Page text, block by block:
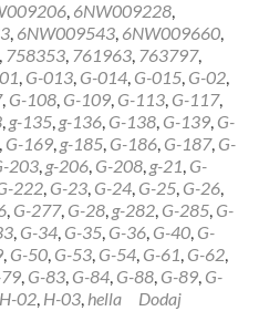
about
REGENERACJA
STEROWNIK
HELLA
GARRETT
6NW009228
Gdańsk
, 6NW009228,
, 6NW009543, 6NW009660,
, 758353, 761963, 763797,
, G-013, G-014, G-015, G-02,
, G-108, G-109, G-113, G-117,
, g-135, g-136, G-138, G-139, G-
, G-169, g-185, G-186, G-187, G-
203, g-206, G-208, g-21, G-
222, G-23, G-24, G-25, G-26,
, G-277, G-28, g-282, G-285, G-
, G-34, G-35, G-36, G-40, G-
, G-50, G-53, G-54, G-61, G-62,
, G-83, G-84, G-88, G-89, G-
H-02, H-03, hella
Dodaj